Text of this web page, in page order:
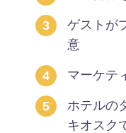
ゲストが
意
マーケテ
ホテルの
キオスク